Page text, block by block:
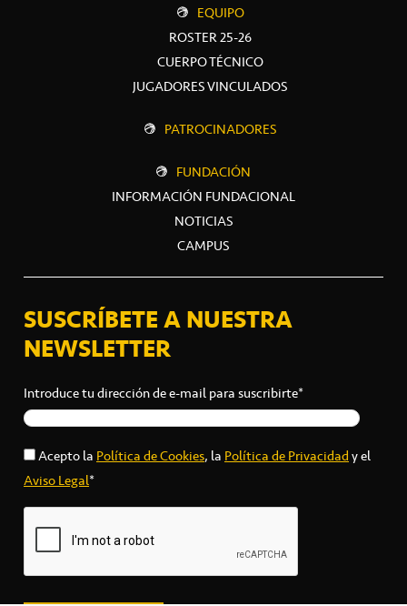
EQUIPO
ROSTER 25-26
CUERPO TÉCNICO
JUGADORES VINCULADOS
PATROCINADORES
FUNDACIÓN
INFORMACIÓN FUNDACIONAL
NOTICIAS
CAMPUS
SUSCRÍBETE A NUESTRA
NEWSLETTER
Introduce tu dirección de e-mail para suscribirte*
Acepto laPolítica de Cookies, laPolítica de Privacidady el
Aviso Legal*